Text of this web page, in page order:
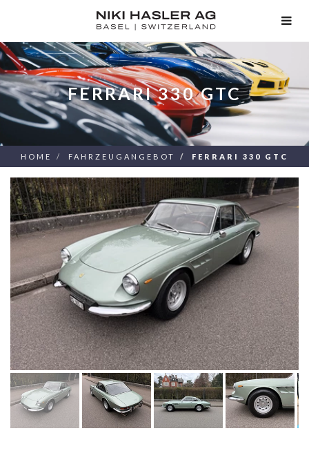
FERRARI 330 GTC
HOME FAHRZEUGANGEBOT FERRARI 330 GTC